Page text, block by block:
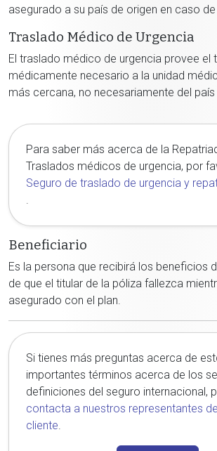
asegurado a su país de origen en caso
Traslado Médico de Urgencia
El traslado médico de urgencia provee el
médicamente necesario a la unidad
más cercana, no necesariamente del
Para saber más acerca de la
Traslados médicos de urgencia, por
Seguro de traslado de urgencia y
.
Beneficiario
Es la persona que recibirá los beneficios
de que el titular de la póliza fallezca
asegurado con el plan.
Si tienes más preguntas acerca de
importantes términos acerca de los
definiciones del seguro internacional,
contacta a nuestros representantes
cliente.